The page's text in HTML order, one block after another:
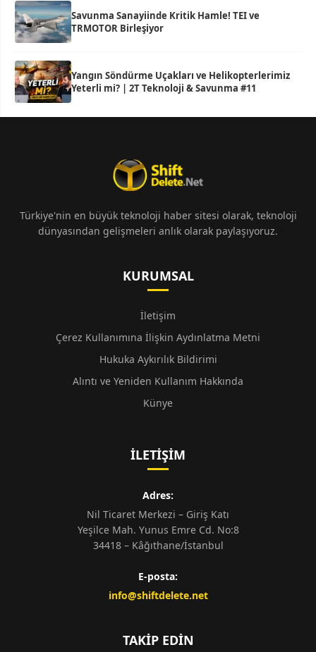
Savunma Sanayiinde Kritik Hamle! TEI ve
TRMOTOR Birleşiyor
Yangın Söndürme Uçakları ve Helikopterlerimiz
Yeterli mi? | 2T Teknoloji & Savunma #11
Türkiye'nin en büyük teknoloji haber sitesi olarak, teknoloji
dünyasından gelişmeleri anlık olarak paylaşıyoruz.
KURUMSAL
İletişim
Çerez Kullanımına İlişkin Aydınlatma Metni
Hukuka Aykırılık Bildirimi
Alıntı ve Yeniden Kullanım Hakkında
Künye
İLETIŞIM
Adres:
Nil Ticaret Merkezi – Giriş Katı
Yeşilce Mah. Yunus Emre Cd. No:8
34418 – Kâğıthane/İstanbul
E-posta:
info@shiftdelete.net
TAKIP EDIN